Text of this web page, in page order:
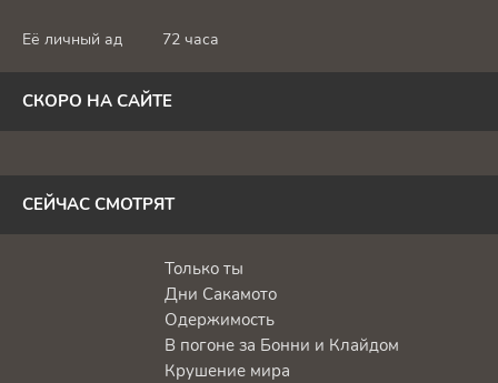
Её личный ад 72 часа
СКОРО НА САЙТЕ
СЕЙЧАС СМОТРЯТ
Только ты
Дни Сакамото
Одержимость
В погоне за Бонни и Клайдом
Крушение мира